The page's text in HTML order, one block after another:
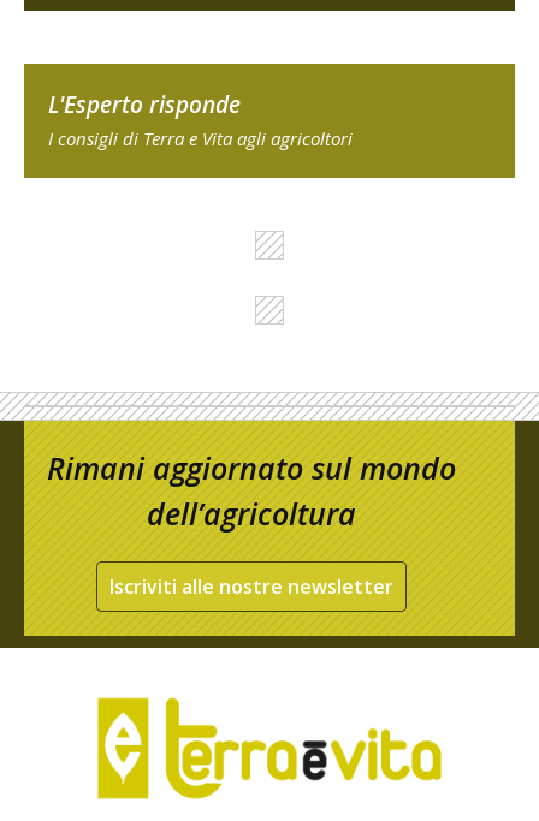
L'Esperto risponde
I consigli di Terra e Vita agli agricoltori
Rimani aggiornato sul mondo
dell’agricoltura
Iscriviti alle nostre newsletter